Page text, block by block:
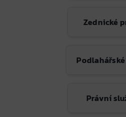
Zednické
Právní